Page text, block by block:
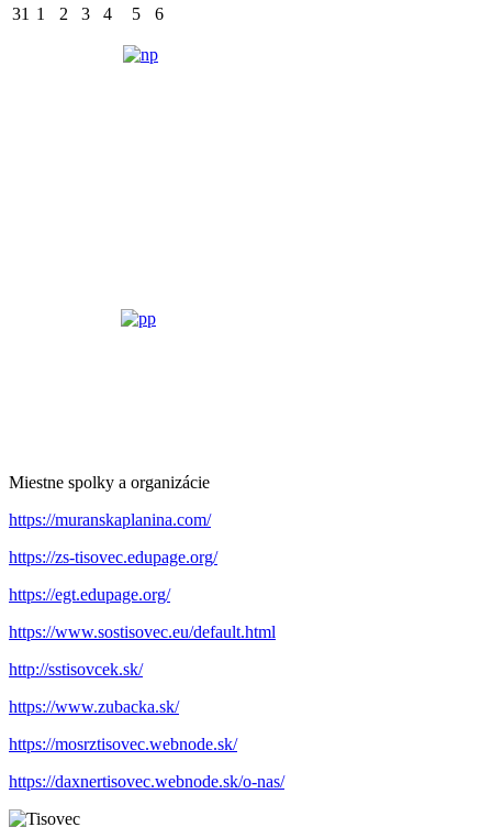
31 1 2 3 4 5 6
Miestne spolky a organizácie
https://muranskaplanina.com/
https://zs-tisovec.edupage.org/
https://egt.edupage.org/
https://www.sostisovec.eu/default.html
http://sstisovcek.sk/
https://www.zubacka.sk/
https://mosrztisovec.webnode.sk/
https://daxnertisovec.webnode.sk/o-nas/